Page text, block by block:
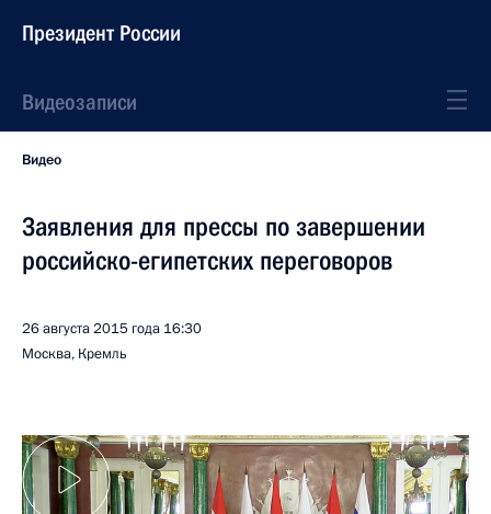
Президент России
Видеозаписи
Видео
Заявления для прессы по завершении
российско-египетских переговоров
26 августа 2015 года 16:30
Москва, Кремль